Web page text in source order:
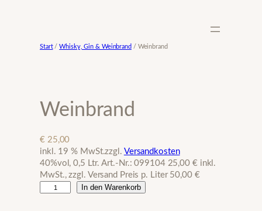
Start/Whisky, Gin & Weinbrand / Weinbrand
Weinbrand
€25,00
inkl. 19 % MwSt.zzgl. Versandkosten
40%vol, 0,5 Ltr. Art.-Nr.: 099104 25,00 € inkl.
MwSt., zzgl. Versand Preis p. Liter 50,00 €
In den Warenkorb